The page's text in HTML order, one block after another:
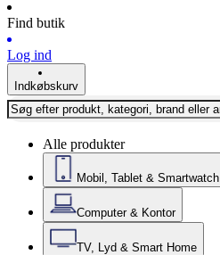
Find butik
Log ind
Indkøbskurv
Alle produkter
Mobil, Tablet & Smartwatch
Computer & Kontor
TV, Lyd & Smart Home